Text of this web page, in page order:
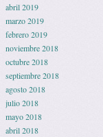
abril 2019
marzo 2019
febrero 2019
noviembre 2018
octubre 2018
septiembre 2018
agosto 2018
julio 2018
mayo 2018
abril 2018